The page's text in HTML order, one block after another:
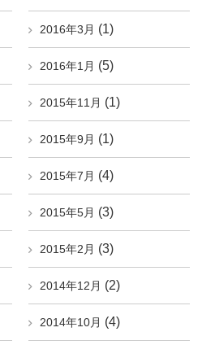
2016年3月 (1)
2016年1月 (5)
2015年11月 (1)
2015年9月 (1)
2015年7月 (4)
2015年5月 (3)
2015年2月 (3)
2014年12月 (2)
2014年10月 (4)